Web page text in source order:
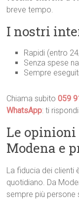
breve tempo.
I nostri
Rapidi (entro
Senza spese
Sempre
Chiama subito059
WhatsApp: ti
Le
Modena e
La fiducia dei clienti
quotidiano. Da
sempre più persone